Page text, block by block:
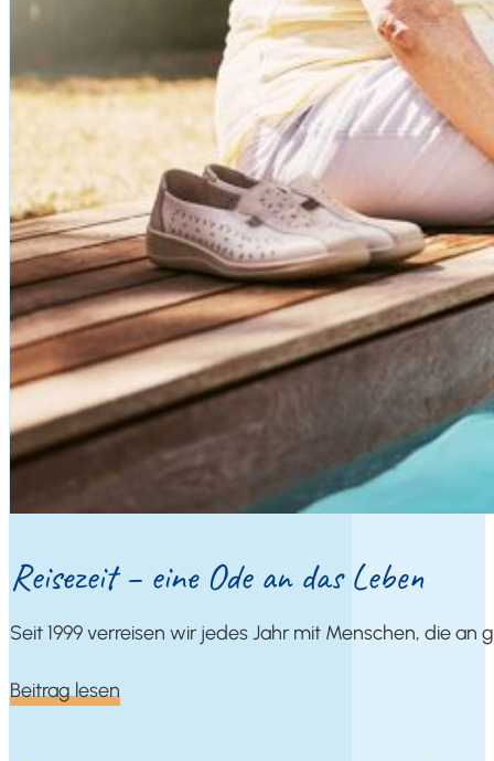
Rei­se­zeit – eine Ode an das Leben
Seit 1999 ver­rei­sen wir jedes Jahr mit Men­schen, die
Bei­trag lesen